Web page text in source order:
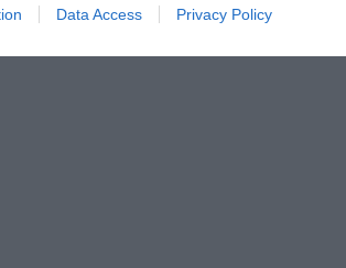
Data Access Privacy Policy